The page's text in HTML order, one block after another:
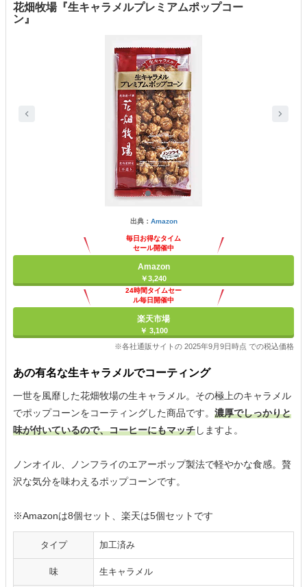
花畑牧場『生キャラメルプレミアムポップコー
ン』
出典： Amazon
毎日お得なタイム
セール開催中
Amazon
￥3,240
24時間タイムセー
ル毎日開催中
楽天市場
￥ 3,100
※各社通販サイトの 2025年9月9日時点 での税込価格
あの有名な生キャラメルでコーティング
一世を風靡した花畑牧場の生キャラメル。その極上のキャラメル
でポップコーンをコーティングした商品です。 濃厚でしっかりと
味が付いているので、コーヒーにもマッチしますよ。
ノンオイル、ノンフライのエアーポップ製法で軽やかな食感。贅
沢な気分を味わえるポップコーンです。
※Amazonは8個セット、楽天は5個セットです
タイプ 加工済み
味 生キャラメル